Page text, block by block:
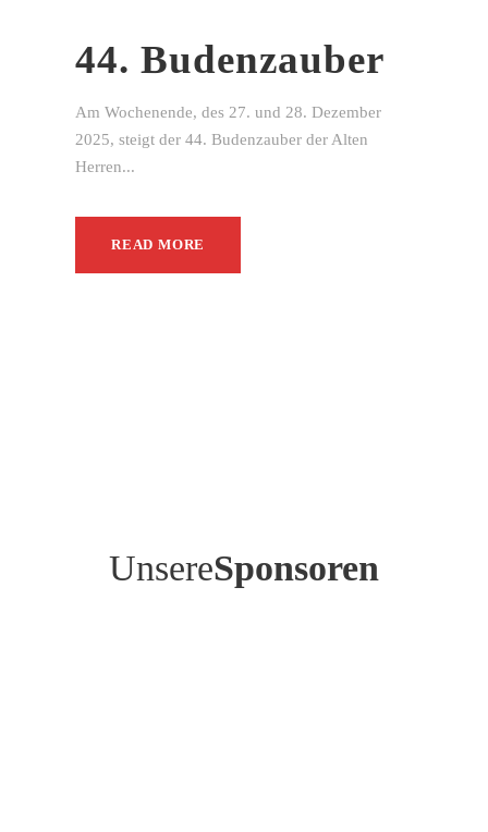
44. Budenzauber
Am Wochenende, des 27. und 28. Dezember
2025, steigt der 44. Budenzauber der Alten
Herren...
READ MORE
UnsereSponsoren